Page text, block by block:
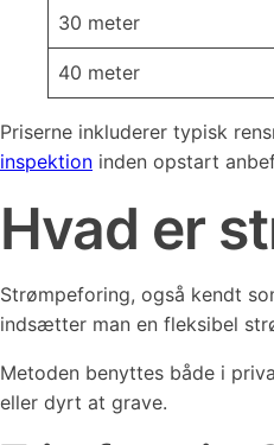
30 meter
40 meter
Priserne inkluderer typisk
inspektion inden opstart
Hvad er
Strømpeforing, også kendt
indsætter man en fleksibel
Metoden benyttes både i
eller dyrt at grave.